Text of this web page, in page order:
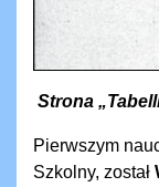
Strona
Pierwszym
Szkolny, został